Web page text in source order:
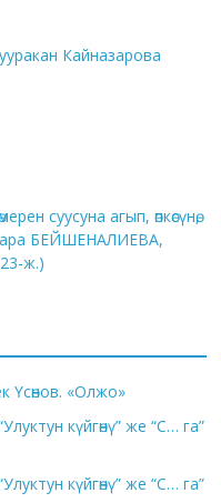
Кайназарова
суусуна агып, өпкөсүнө,
БЕЙШЕНАЛИЕВА,
ж.)
Үсөнов. «Олжо»
күйгөнү” же “С… га”
күйгөнү” же “С… га”